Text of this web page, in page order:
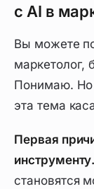
с AI в
Вы можете
маркетолог,
Понимаю. Но
эта тема
Первая
инструменту.
становятся